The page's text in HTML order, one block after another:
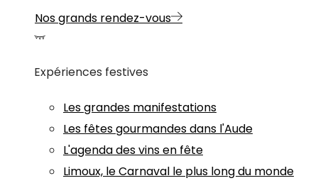
Nos grands rendez-vous
Expériences festives
Les grandes manifestations
Les fêtes gourmandes dans l'Aude
L'agenda des vins en fête
Limoux, le Carnaval le plus long du monde